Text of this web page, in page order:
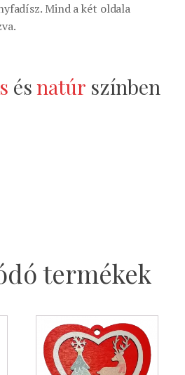
Mind a két oldala
ésnatúrszínben
termékek